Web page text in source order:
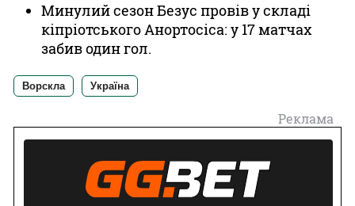
Минулий сезон Безус провів у складі
кіпріотського Анортосіса: у 17 матчах
забив один гол.
Ворскла Україна
Реклама